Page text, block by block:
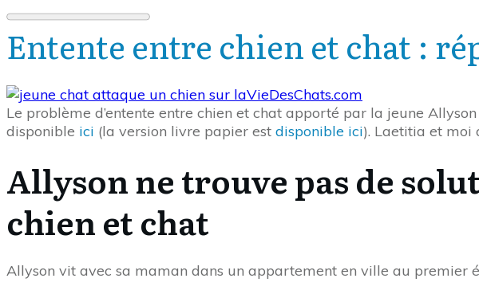
Entente entre chien et chat :
Le problème d’entente entre chien et chat apporté par la jeune
disponible ici (la version livre papier est disponible ici). Laetitia et moi
Allyson ne trouve pas de
chien et chat
Allyson vit avec sa maman dans un appartement en ville au premier